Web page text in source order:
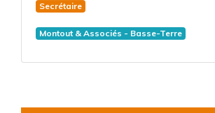
Secrétaire
Montout & Associés - Basse-Terre